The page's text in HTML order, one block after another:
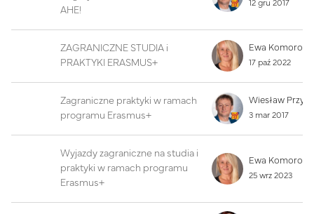
AHE!
12 gru 2017
ZAGRANICZNE STUDIA i
PRAKTYKI ERASMUS+
17 paź 2022
Zagraniczne praktyki w ramach
programu Erasmus+
Wiesław
3 mar 2017
Wyjazdy zagraniczne na studia i
praktyki w ramach programu
Erasmus+
25 wrz 2023